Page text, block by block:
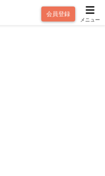
会員登録
メニュー